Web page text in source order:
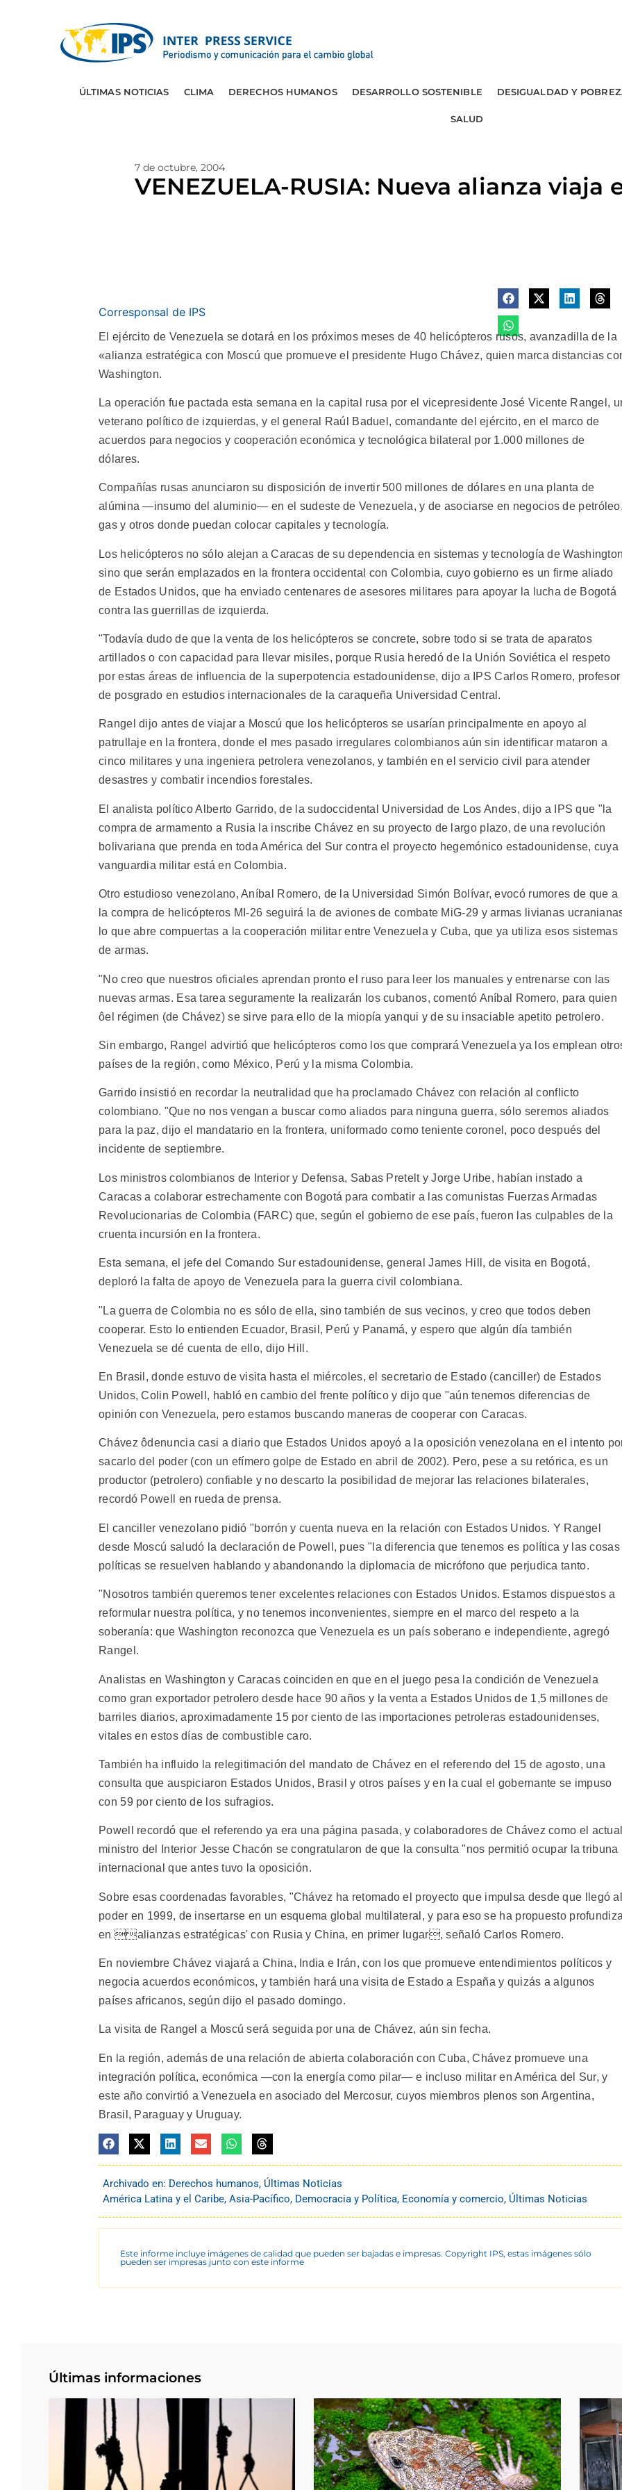
ÚLTIMAS NOTICIAS CLIMA DERECHOS HUMANOS DESARROLLO SOSTENIBLE DESIGUALDAD Y
SALUD
7 de octubre, 2004
VENEZUELA-RUSIA: Nueva alianza
Corresponsal de IPS
El ejército de Venezuela se dotará en los próximos meses de 40 helicópteros rusos, avanzadilla de la
«alianza estratégica con Moscú que promueve el presidente Hugo Chávez, quien marca distancias
Washington.
La operación fue pactada esta semana en la capital rusa por el vicepresidente José Vicente Rangel,
veterano político de izquierdas, y el general Raúl Baduel, comandante del ejército, en el marco de
acuerdos para negocios y cooperación económica y tecnológica bilateral por 1.000 millones de
dólares.
Compañías rusas anunciaron su disposición de invertir 500 millones de dólares en una planta de
alúmina —insumo del aluminio— en el sudeste de Venezuela, y de asociarse en negocios de
gas y otros donde puedan colocar capitales y tecnología.
Los helicópteros no sólo alejan a Caracas de su dependencia en sistemas y tecnología de
sino que serán emplazados en la frontera occidental con Colombia, cuyo gobierno es un firme aliado
de Estados Unidos, que ha enviado centenares de asesores militares para apoyar la lucha de Bogotá
contra las guerrillas de izquierda.
"Todavía dudo de que la venta de los helicópteros se concrete, sobre todo si se trata de aparatos
artillados o con capacidad para llevar misiles, porque Rusia heredó de la Unión Soviética el respeto
por estas áreas de influencia de la superpotencia estadounidense, dijo a IPS Carlos Romero, profesor
de posgrado en estudios internacionales de la caraqueña Universidad Central.
Rangel dijo antes de viajar a Moscú que los helicópteros se usarían principalmente en apoyo al
patrullaje en la frontera, donde el mes pasado irregulares colombianos aún sin identificar mataron a
cinco militares y una ingeniera petrolera venezolanos, y también en el servicio civil para atender
desastres y combatir incendios forestales.
El analista político Alberto Garrido, de la sudoccidental Universidad de Los Andes, dijo a IPS que "la
compra de armamento a Rusia la inscribe Chávez en su proyecto de largo plazo, de una revolución
bolivariana que prenda en toda América del Sur contra el proyecto hegemónico estadounidense, cuya
vanguardia militar está en Colombia.
Otro estudioso venezolano, Aníbal Romero, de la Universidad Simón Bolívar, evocó rumores de que a
la compra de helicópteros MI-26 seguirá la de aviones de combate MiG-29 y armas livianas
lo que abre compuertas a la cooperación militar entre Venezuela y Cuba, que ya utiliza esos sistemas
de armas.
"No creo que nuestros oficiales aprendan pronto el ruso para leer los manuales y entrenarse con las
nuevas armas. Esa tarea seguramente la realizarán los cubanos, comentó Aníbal Romero, para quien
ôel régimen (de Chávez) se sirve para ello de la miopía yanqui y de su insaciable apetito petrolero.
Sin embargo, Rangel advirtió que helicópteros como los que comprará Venezuela ya los emplean
países de la región, como México, Perú y la misma Colombia.
Garrido insistió en recordar la neutralidad que ha proclamado Chávez con relación al conflicto
colombiano. "Que no nos vengan a buscar como aliados para ninguna guerra, sólo seremos aliados
para la paz, dijo el mandatario en la frontera, uniformado como teniente coronel, poco después del
incidente de septiembre.
Los ministros colombianos de Interior y Defensa, Sabas Pretelt y Jorge Uribe, habían instado a
Caracas a colaborar estrechamente con Bogotá para combatir a las comunistas Fuerzas Armadas
Revolucionarias de Colombia (FARC) que, según el gobierno de ese país, fueron las culpables de la
cruenta incursión en la frontera.
Esta semana, el jefe del Comando Sur estadounidense, general James Hill, de visita en Bogotá,
deploró la falta de apoyo de Venezuela para la guerra civil colombiana.
"La guerra de Colombia no es sólo de ella, sino también de sus vecinos, y creo que todos deben
cooperar. Esto lo entienden Ecuador, Brasil, Perú y Panamá, y espero que algún día también
Venezuela se dé cuenta de ello, dijo Hill.
En Brasil, donde estuvo de visita hasta el miércoles, el secretario de Estado (canciller) de Estados
Unidos, Colin Powell, habló en cambio del frente político y dijo que "aún tenemos diferencias de
opinión con Venezuela, pero estamos buscando maneras de cooperar con Caracas.
Chávez ôdenuncia casi a diario que Estados Unidos apoyó a la oposición venezolana en el intento
sacarlo del poder (con un efímero golpe de Estado en abril de 2002). Pero, pese a su retórica, es un
productor (petrolero) confiable y no descarto la posibilidad de mejorar las relaciones bilaterales,
recordó Powell en rueda de prensa.
El canciller venezolano pidió "borrón y cuenta nueva en la relación con Estados Unidos. Y Rangel
desde Moscú saludó la declaración de Powell, pues "la diferencia que tenemos es política y las cosas
políticas se resuelven hablando y abandonando la diplomacia de micrófono que perjudica tanto.
"Nosotros también queremos tener excelentes relaciones con Estados Unidos. Estamos dispuestos a
reformular nuestra política, y no tenemos inconvenientes, siempre en el marco del respeto a la
soberanía: que Washington reconozca que Venezuela es un país soberano e independiente, agregó
Rangel.
Analistas en Washington y Caracas coinciden en que en el juego pesa la condición de Venezuela
como gran exportador petrolero desde hace 90 años y la venta a Estados Unidos de 1,5 millones de
barriles diarios, aproximadamente 15 por ciento de las importaciones petroleras estadounidenses,
vitales en estos días de combustible caro.
También ha influido la relegitimación del mandato de Chávez en el referendo del 15 de agosto, una
consulta que auspiciaron Estados Unidos, Brasil y otros países y en la cual el gobernante se impuso
con 59 por ciento de los sufragios.
Powell recordó que el referendo ya era una página pasada, y colaboradores de Chávez como el
ministro del Interior Jesse Chacón se congratularon de que la consulta "nos permitió ocupar la tribuna
internacional que antes tuvo la oposición.
Sobre esas coordenadas favorables, "Chávez ha retomado el proyecto que impulsa desde que llegó
poder en 1999, de insertarse en un esquema global multilateral, y para eso se ha propuesto
en alianzas estratégicas' con Rusia y China, en primer lugar, señaló Carlos Romero.
En noviembre Chávez viajará a China, India e Irán, con los que promueve entendimientos políticos y
negocia acuerdos económicos, y también hará una visita de Estado a España y quizás a algunos
países africanos, según dijo el pasado domingo.
La visita de Rangel a Moscú será seguida por una de Chávez, aún sin fecha.
En la región, además de una relación de abierta colaboración con Cuba, Chávez promueve una
integración política, económica —con la energía como pilar— e incluso militar en América del Sur, y
este año convirtió a Venezuela en asociado del Mercosur, cuyos miembros plenos son Argentina,
Brasil, Paraguay y Uruguay.
Archivado en: Derechos humanos, Últimas Noticias
América Latina y el Caribe, Asia-Pacífico, Democracia y Política, Economía y comercio, Últimas Noticias
Este informe incluye imágenes de calidad que pueden ser bajadas e impresas. Copyright IPS, estas imágenes sólo
pueden ser impresas junto con este informe
Últimas informaciones